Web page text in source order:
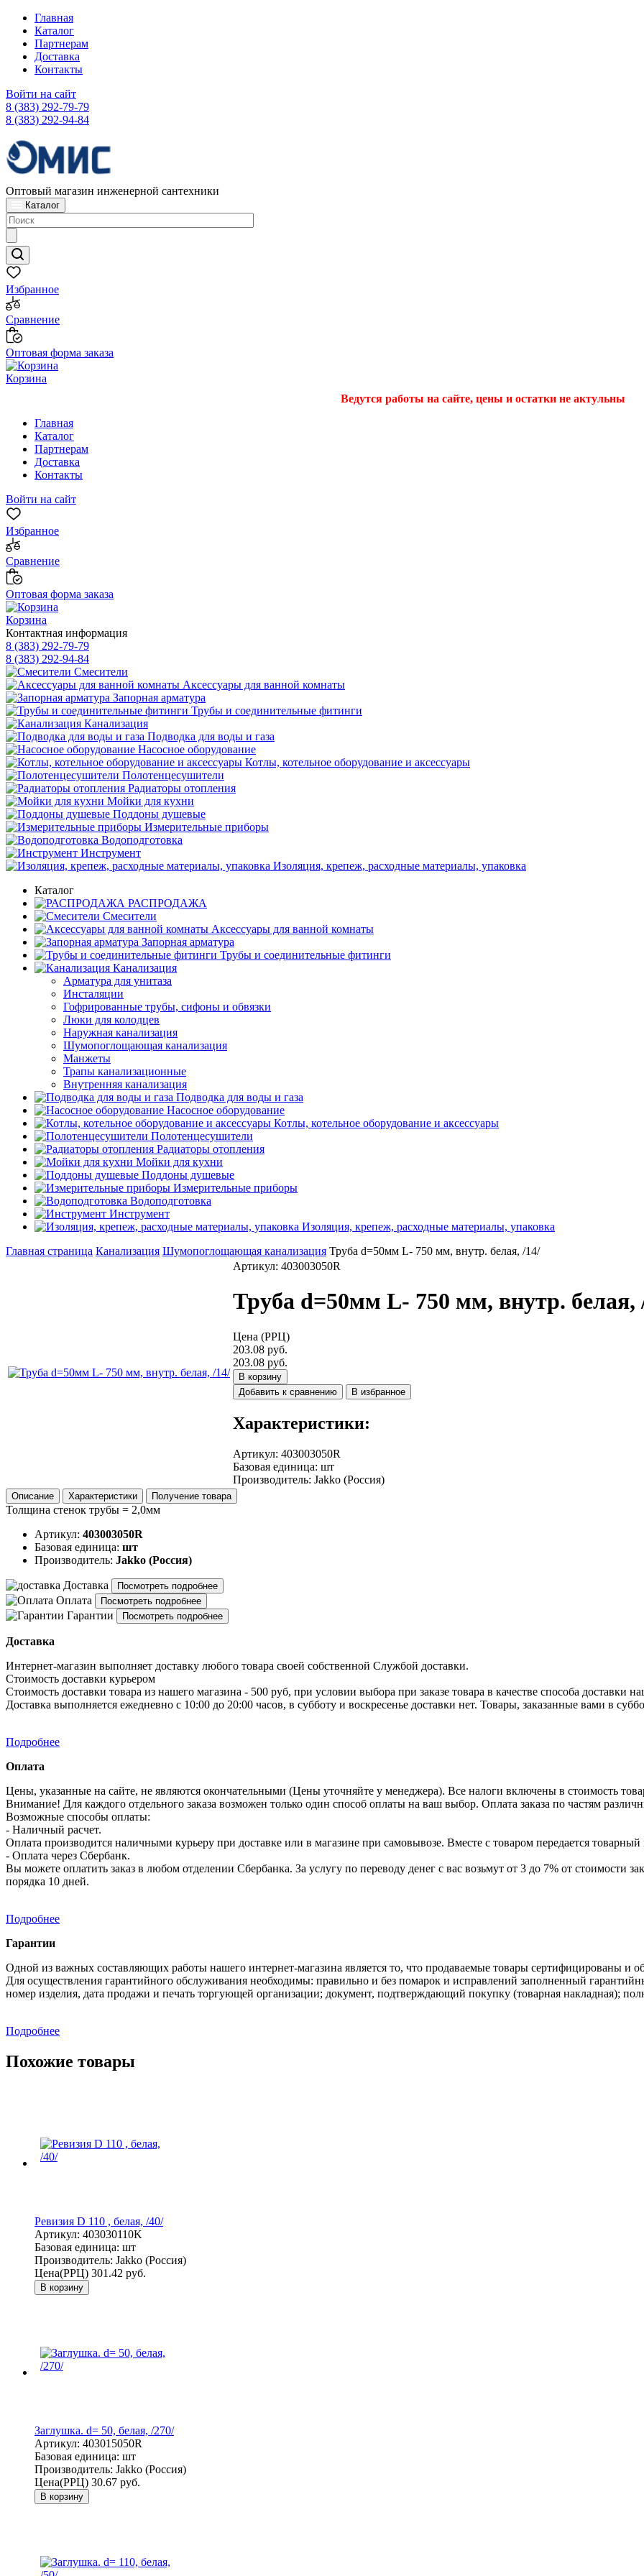
Главная
Каталог
Партнерам
Доставка
Контакты
Войти на сайт
8 (383) 292-79-79
8 (383) 292-94-84
Оптовый магазин инженерной сантехники
Каталог
Избранное
Сравнение
Оптовая форма заказа
Корзина
Ведутся работы на сайте, цены и остатки не актульны
Главная
Каталог
Партнерам
Доставка
Контакты
Войти на сайт
Избранное
Сравнение
Оптовая форма заказа
Корзина
Контактная информация
8 (383) 292-79-79
8 (383) 292-94-84
Смесители
Аксессуары для ванной комнаты
Запорная арматура
Трубы и соединительные фитинги
Канализация
Подводка для воды и газа
Насосное оборудование
Котлы, котельное оборудование и аксессуары
Полотенцесушители
Радиаторы отопления
Мойки для кухни
Поддоны душевые
Измерительные приборы
Водоподготовка
Инструмент
Изоляция, крепеж, расходные материалы, упаковка
Каталог
РАСПРОДАЖА
Смесители
Аксессуары для ванной комнаты
Запорная арматура
Трубы и соединительные фитинги
Канализация
Арматура для унитаза
Инсталяции
Гофрированные трубы, сифоны и обвязки
Люки для колодцев
Наружная канализация
Шумопоглощающая канализация
Манжеты
Трапы канализационные
Внутренняя канализация
Подводка для воды и газа
Насосное оборудование
Котлы, котельное оборудование и аксессуары
Полотенцесушители
Радиаторы отопления
Мойки для кухни
Поддоны душевые
Измерительные приборы
Водоподготовка
Инструмент
Изоляция, крепеж, расходные материалы, упаковка
Главная страница Канализация Шумопоглощающая канализация Труба d=50мм L- 750 мм, внутр. белая, /14/
Артикул: 403003050R
Труба d=50мм L- 750 мм, внутр. белая,
Цена (РРЦ)
203.08 руб.
203.08 руб.
В корзину
Добавить к сравнению
В избранное
Характеристики:
Артикул: 403003050R
Базовая единица: шт
Производитель: Jakko (Россия)
Описание Характеристики Получение товара
Толщина стенок трубы = 2,0мм
Артикул: 403003050R
Базовая единица: шт
Производитель: Jakko (Россия)
Доставка Посмотреть подробнее
Оплата Посмотреть подробнее
Гарантии Посмотреть подробнее
Доставка
Интернет-магазин выполняет доставку любого товара своей собственной Службой доставки.
Стоимость доставки курьером
Стоимость доставки товара из нашего магазина - 500 руб, при условии выбора при заказе товара в качестве способа доставки
Доставка выполняется ежедневно с 10:00 до 20:00 часов, в субботу и воскресенье доставки нет. Товары, заказанные вами в
Подробнее
Оплата
Цены, указанные на сайте, не являются окончательными (Цены уточняйте у менеджера). Все налоги включены в стоимость
Внимание! Для каждого отдельного заказа возможен только один способ оплаты на ваш выбор. Оплата заказа по частям
Возможные способы оплаты:
- Наличный расчет.
Оплата производится наличными курьеру при доставке или в магазине при самовывозе. Вместе с товаром передается
- Оплата через Сбербанк.
Вы можете оплатить заказ в любом отделении Сбербанка. За услугу по переводу денег с вас возьмут от 3 до 7% от стоимости
порядка 10 дней.
Подробнее
Гарантии
Одной из важных составляющих работы нашего интернет-магазина является то, что продаваемые товары сертифицированы и
Для осуществления гарантийного обслуживания необходимы: правильно и без помарок и исправлений заполненный
номер изделия, дата продажи и печать торгующей организации; документ, подтверждающий покупку (товарная накладная);
Подробнее
Похожие товары
Ревизия D 110 , белая, /40/
Артикул: 403030110K
Базовая единица: шт
Производитель: Jakko (Россия)
Цена(РРЦ) 301.42 руб.
В корзину
Заглушка. d= 50, белая, /270/
Артикул: 403015050R
Базовая единица: шт
Производитель: Jakko (Россия)
Цена(РРЦ) 30.67 руб.
В корзину